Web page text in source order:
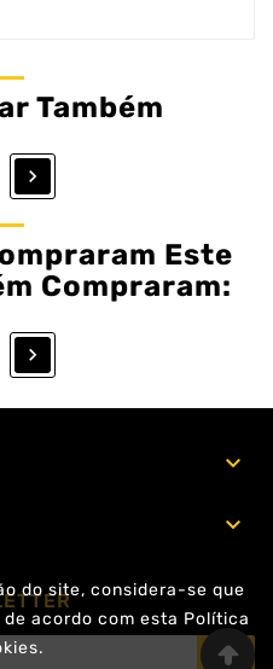
do site, considera-se que
acordo com esta Política
Também

Este
Compraram:



Ok